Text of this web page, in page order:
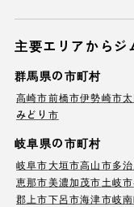
主要エリアからジ
群馬県の市町村
高崎市前橋市伊勢崎市
みどり市
岐阜県の市町村
岐阜市大垣市高山市多
恵那市美濃加茂市土岐市
郡上市下呂市海津市岐